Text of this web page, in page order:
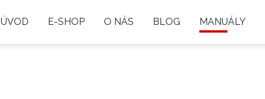
ÚVOD E-SHOP O NÁS BLOG MANUÁLY